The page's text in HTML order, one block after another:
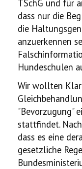
Ratgeber
Service
Termine
Neues
TSchG und für
dass nur die
die
anzuerkennen
Hundeschulen
Wir wollten
"Bevorzugung"
stattfindet.
dass es eine
gesetzliche